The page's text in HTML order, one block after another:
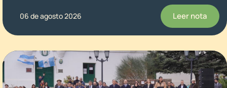
06 de agosto 2026 Leer nota